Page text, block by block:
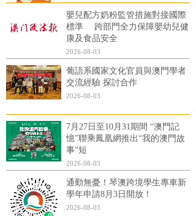
嬰兒配方奶粉監管措施對接國際
標準 跨部門全力保障嬰幼兒健
康及食品安全
2026-08-03
葡語系國家文化官員與澳門學者
交流經驗 探討合作
2026-08-03
7月27日至10月31期間 “澳門記
憶”聯乘鳳凰網推出“我的澳門故
事”短
2026-08-03
通勤無憂！琴澳跨境學生專車新
學年申請8月3日開放！
2026-08-03